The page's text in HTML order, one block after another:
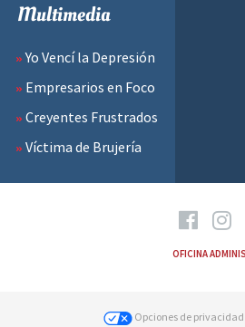
Multimedia
Yo Vencí la Depresión
Empresarios en Foco
Creyentes Frustrados
Víctima de Brujería
OFICINA
Opciones de privacidad